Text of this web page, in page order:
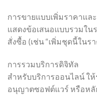
การขายแบบเพิ่มราคาแล
แสดงข้อเสนอแบบรวมใน
สั่งซื้อ (เช่น “เพิ่มชุดนี้ในร
การรวมบริการดิจิทัล
สำหรับบริการออนไลน์ ใ
อนุญาตซอฟต์แวร์ หรือห